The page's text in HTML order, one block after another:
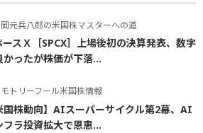
岡元兵八郎の米国株マスターへの道
ースＸ［SPCX］上場後初の決算発表、数字
かったが株価が下落...
モトリーフール米国株情報
国株動向】AIスーパーサイクル第2幕、AI
フラ投資拡大で恩恵...